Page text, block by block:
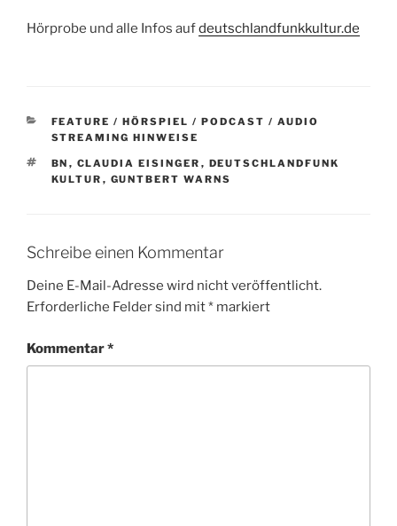
Hörprobe und alle Infos aufdeutschlandfunkkultur.de
KATEGORIEN
FEATURE / HÖRSPIEL / PODCAST / AUDIO
STREAMING HINWEISE
SCHLAGWÖRTER
BN , CLAUDIA EISINGER , DEUTSCHLANDFUNK
KULTUR , GUNTBERT WARNS
Schreibe einen Kommentar
Deine E-Mail-Adresse wird nicht veröffentlicht.
Erforderliche Felder sind mit* markiert
Kommentar*